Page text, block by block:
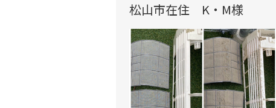
松山市在住 K・M様